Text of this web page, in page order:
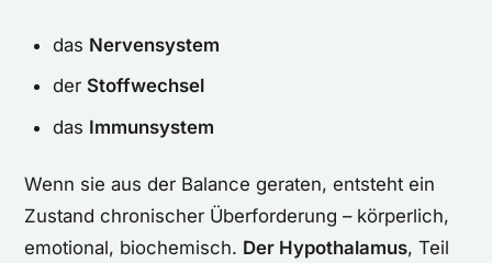
das Nervensystem
der Stoffwechsel
das Immunsystem
Wenn sie aus der Balance geraten, entsteht ein
Zustand chronischer Überforderung – körperlich,
emotional, biochemisch. Der Hypothalamus, Teil